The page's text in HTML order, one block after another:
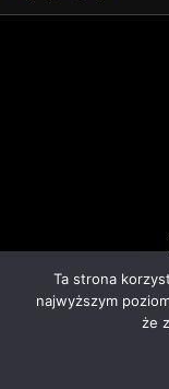
Ta strona
najwyższym
że